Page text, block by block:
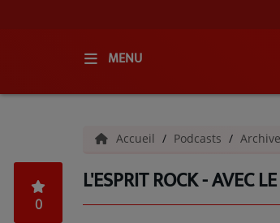
MENU
QUI SOMMES-NOUS ?
Accueil Podcasts
L'ESPRIT ROCK - AVEC
0